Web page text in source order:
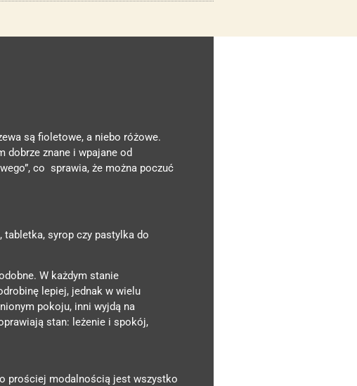
są fioletowe, a niebo różowe.
dobrze znane i wpajane od
co sprawia, że można poczuć
tabletka, syrop czy pastylka do
W każdym stanie
lepiej, jednak w wielu
pokoju, inni wyjdą na
stan: leżenie i spokój,
prościej modalnością jest wszystko